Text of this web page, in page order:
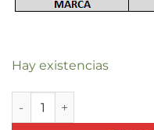
Hay existencias
PARCHE RADIAL RAC55